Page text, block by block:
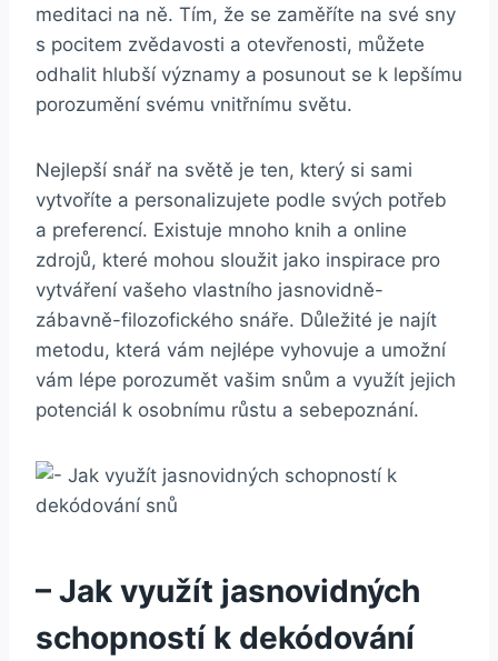
meditaci na ně. Tím, že se zaměříte na své sny‌
s pocitem zvědavosti a⁢ otevřenosti, můžete
odhalit hlubší významy a posunout se k⁤ lepšímu
porozumění svému vnitřnímu světu.
Nejlepší snář na světě je ten, který si sami
vytvoříte‌ a personalizujete podle‍ svých potřeb
a preferencí. ⁣Existuje mnoho knih a ​online
zdrojů, které mohou sloužit jako inspirace pro
vytváření ⁣vašeho vlastního jasnovidně-
zábavně-filozofického ⁤snáře. Důležité je najít
metodu, která vám nejlépe vyhovuje a umožní
vám lépe porozumět vašim snům a využít jejich
potenciál k osobnímu růstu a sebepoznání.
– Jak využít jasnovidných
schopností k dekódování